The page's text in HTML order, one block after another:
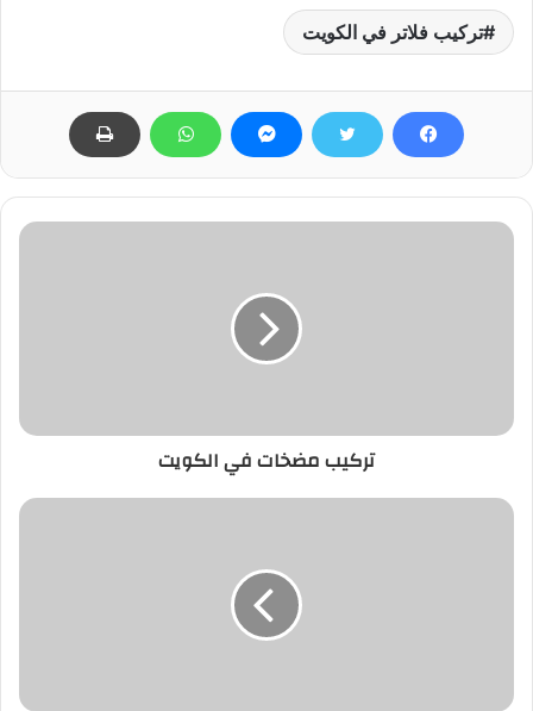
تركيب فلاتر في الكويت
تركيب مضخات في الكويت